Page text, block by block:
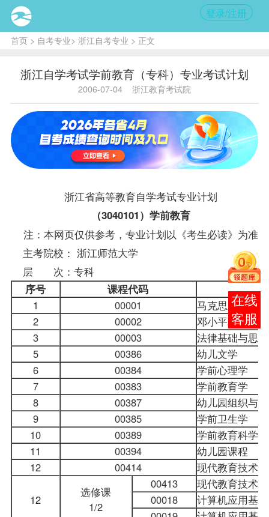
登录/注册
首页> 自考专业> 浙江自考专业 > 正文
浙江自学考试学前教育（专科）专业考试计划
2006-07-04 浙江教育考试院
浙江省高等教育自学考试专业计划
（3040101）学前教育
注：本网页仅供参考，专业计划以《考生必读》为准
主考院校： 浙江师范大学
层 次：专科
序号 课程代码
1
00001
马克思主义哲
2
00002
邓小平理论概论
3
00003
法律基础与思
5
00386
幼儿文学
6
00384
学前心理学
7
00383
学前教育学
8
00387
幼儿园组织与
9
00385
学前卫生学
10
00389
学前教育科学
11
00394
幼儿园课程
12
00414 现代教育技术
12
选修课
1/2
00413
现代教育技术
00018
计算机应用基础
报考
咨询